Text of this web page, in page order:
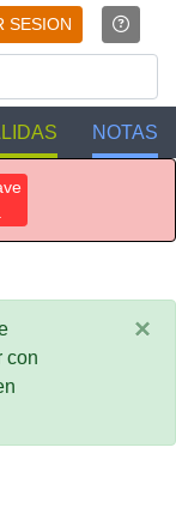
SESION
NOTAS
con
×